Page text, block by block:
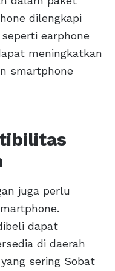
dilengkapi
earphone
meningkatkan
smartphone
juga perlu
dapat
di daerah
sering Sobat